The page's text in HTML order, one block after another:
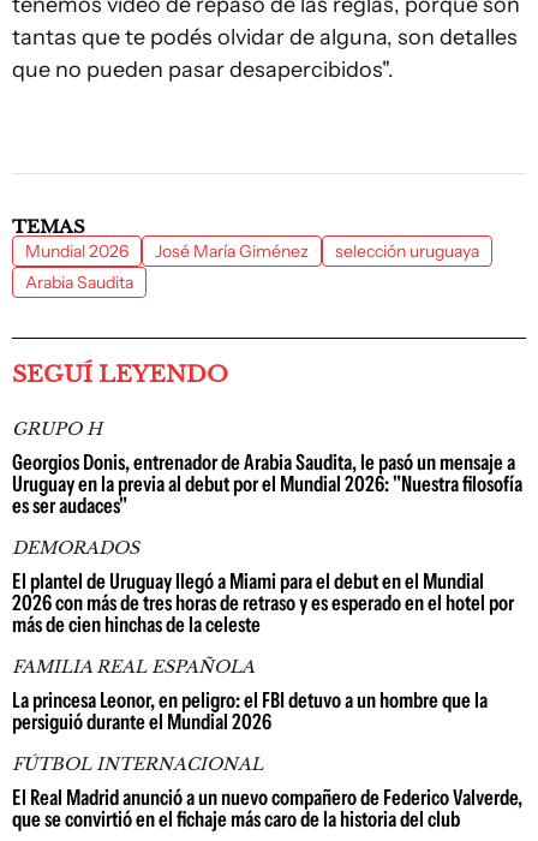
tantas que te podés olvidar de alguna, son detalles
que no pueden pasar desapercibidos".
TEMAS
Mundial 2026 José María Giménez
selección uruguaya
Arabia Saudita
SEGUÍ LEYENDO
GRUPO H
Georgios Donis, entrenador de Arabia Saudita, le pasó un mensaje a
Uruguay en la previa al debut por el Mundial 2026: "Nuestra filosofía
es ser audaces"
DEMORADOS
El plantel de Uruguay llegó a Miami para el debut en el Mundial
2026 con más de tres horas de retraso y es esperado en el hotel por
más de cien hinchas de la celeste
FAMILIA REAL ESPAÑOLA
La princesa Leonor, en peligro: el FBI detuvo a un hombre que la
persiguió durante el Mundial 2026
FÚTBOL INTERNACIONAL
El Real Madrid anunció a un nuevo compañero de Federico Valverde,
que se convirtió en el fichaje más caro de la historia del club